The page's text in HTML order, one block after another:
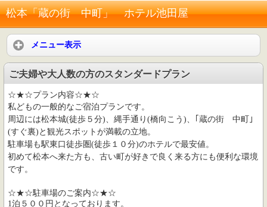
松本「蔵の街 中町」 ホテル池田屋
メニュー表示
ご夫婦や大人数の方のスタンダードプラン
☆★☆プラン内容☆★☆
私どもの一般的なご宿泊プランです。
周辺には松本城(徒歩５分)、縄手通り(橋向こう)、｢蔵の街 中町｣
(すぐ裏)と観光スポットが満載の立地。
駐車場も駅東口徒歩圏(徒歩１０分)のホテルで最安値。
初めて松本へ来た方も、古い町が好きで良く来る方にも便利な環境
です。
☆★☆駐車場のご案内☆★☆
1泊５００円となっております。